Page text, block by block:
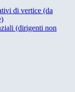
di vertice (da
(dirigenti non